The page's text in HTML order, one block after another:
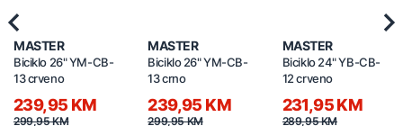
MASTER
Biciklo 26" YM-CB-
13 crveno
239,95 KM
299,95 KM
MASTER
Biciklo 26" YM-CB-
13 crno
239,95 KM
299,95 KM
MASTER
Biciklo 24" YB-CB-
12 crveno
231,95 KM
289,95 KM
Previous